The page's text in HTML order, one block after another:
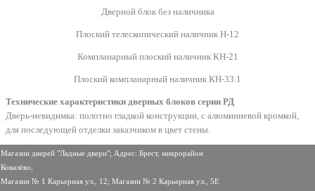
Дверной блок без наличника
Плоский телескопический наличник Н-12
Компланарный плоский наличник КН-21
Плоский компланарный наличник КН-33.1
Технические характеристики дверных блоков серии РД
Дверь-невидимка: полотно гладкой конструкции, с алюминиевой кромкой,
для последующей отделки заказчиком в цвет стены.
Магазин дверей "Ладные двери"; Адрес: Брест, микрорайон
Ковалёво,
Магазин № 1 Карьерная ул., 12; Магазин № 2 Карьерная ул., 5Е